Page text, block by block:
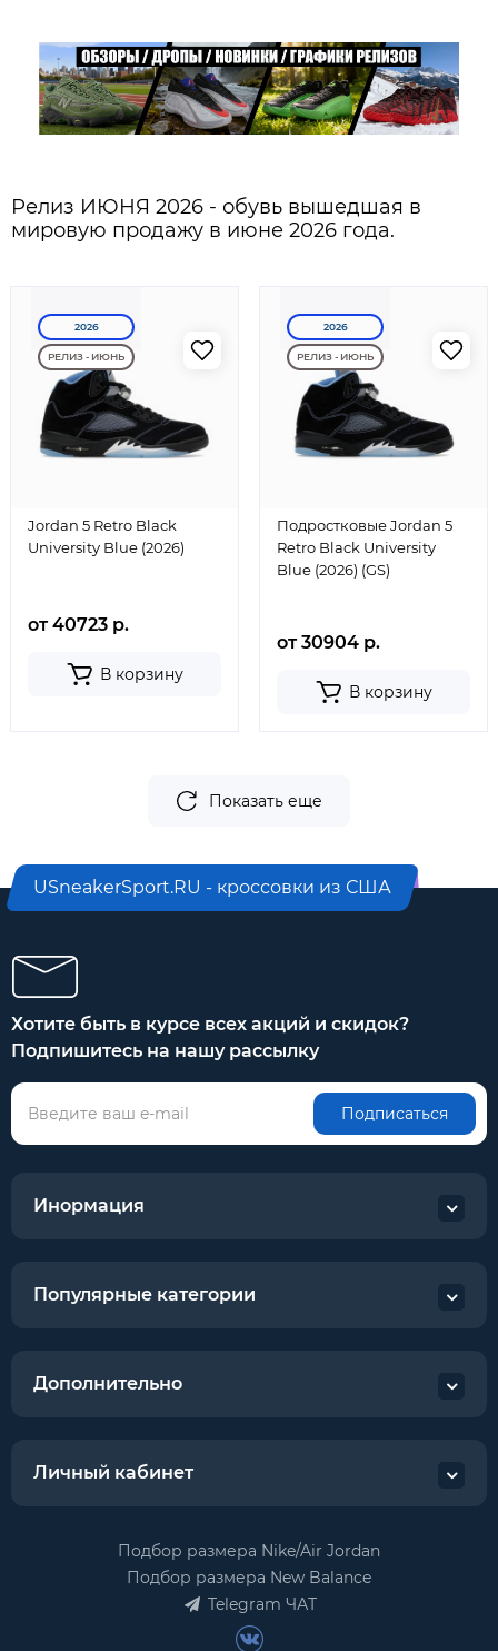
Релиз ИЮНЯ 2026 - обувь вышедшая в
мировую продажу в июне 2026 года.
2026
РЕЛИЗ - ИЮНЬ
Jordan 5 Retro Black
University Blue (2026)
от 40723 р.
В корзину
2026
РЕЛИЗ - ИЮНЬ
Подростковые Jordan 5
Retro Black University
Blue (2026) (GS)
от 30904 р.
В корзину
Показать еще
USneakerSport.RU - кроссовки из США
Хотите быть в курсе всех акций и скидок?
Подпишитесь на нашу рассылку
Подписаться
Инормация
Популярные категории
Дополнительно
Личный кабинет
Подбор размера Nike/Air Jordan
Подбор размера New Balance
Telegram ЧАТ